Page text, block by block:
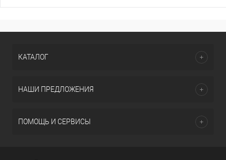
КАТАЛОГ
НАШИ ПРЕДЛОЖЕНИЯ
ПОМОЩЬ И СЕРВИСЫ